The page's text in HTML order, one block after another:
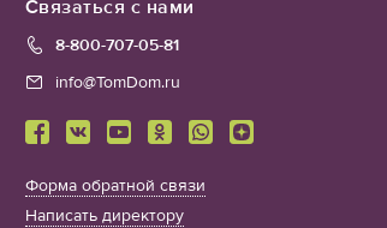
Связаться с нами
8-800-707-05-81
info@TomDom.ru
Форма обратной связи
Написать директору